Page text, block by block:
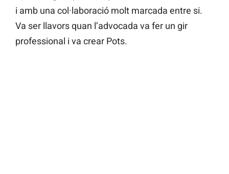
i amb una col·laboració molt marcada entre si.
Va ser llavors quan l’advocada va fer un gir
professional i va crear Pots.